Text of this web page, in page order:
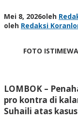
Mei 8, 2026oleh
oleh Redaksi
FOTO
LOMBOK –
pro kontra di
Suhaili atas